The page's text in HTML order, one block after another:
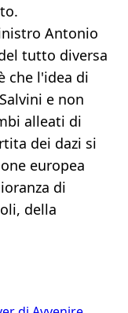
Antonio
tutto diversa
che l'idea di
e non
alleati di
dei dazi si
europea
di
della